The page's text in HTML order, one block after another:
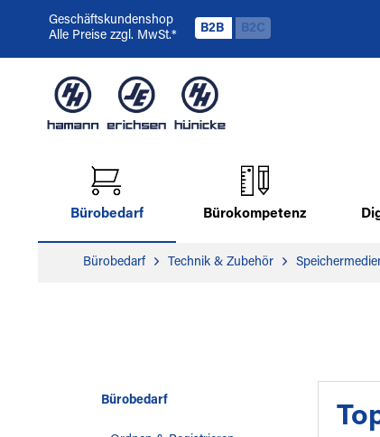
Geschäftskundenshop
Alle Preise zzgl. MwSt.*
B2B B2C
Bürobedarf Bürokompetenz
Bürobedarf Technik & Zubehör
Bürobedarf